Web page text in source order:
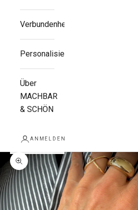
Verbundenheit
Personalisieren
Über
MACHBAR
& SCHÖN
ANMELDEN
Bild vergrößern